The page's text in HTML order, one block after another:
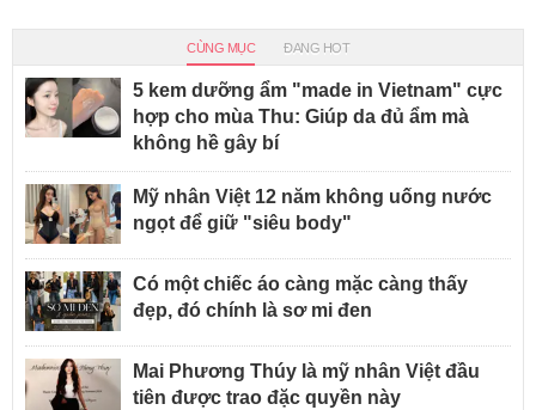
CÙNG MỤC ĐANG HOT
5 kem dưỡng ẩm "made in Vietnam" cực
hợp cho mùa Thu: Giúp da đủ ẩm mà
không hề gây bí
Mỹ nhân Việt 12 năm không uống nước
ngọt để giữ "siêu body"
Có một chiếc áo càng mặc càng thấy
đẹp, đó chính là sơ mi đen
Mai Phương Thúy là mỹ nhân Việt đầu
tiên được trao đặc quyền này